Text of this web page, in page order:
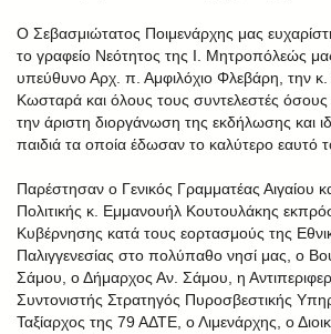
Ο Σεβασμιώτατος Ποιμενάρχης μας
το γραφείο Νεότητος της Ι. Μητροπόλεώς
υπεύθυνο Αρχ. π. Αμφιλόχιο Φλεβάρη, την
Κωσταρά και όλους τους συντελεστές όσους
την άριστη διοργάνωση της εκδήλωσης και
παιδιά τα οποία έδωσαν το καλύτερο εαυτό
Παρέστησαν ο Γενικός Γραμματέας Αιγαίου
Πολιτικής κ. Εμμανουήλ Κουτουλάκης
Κυβέρνησης κατά τους εορτασμούς της
Παλιγγενεσίας στο πολύπαθο νησί μας, ο
Σάμου, ο Δήμαρχος Αν. Σάμου, η
Συντονιστής Στρατηγός Πυροσβεστικής
Ταξίαρχος της 79 ΑΔΤΕ, ο Λιμενάρχης, ο